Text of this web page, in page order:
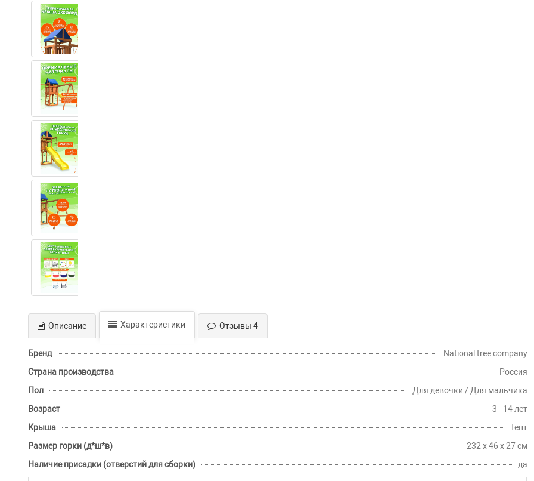
Описание Характеристики Отзывы 4
Бренд
National tree company
Страна производства
Россия
Пол
Для девочки / Для мальчика
Возраст
3 - 14 лет
Крыша
Тент
Размер горки (д*ш*в)
232 х 46 х 27 см
Наличие присадки (отверстий для сборки)
да